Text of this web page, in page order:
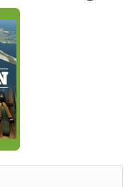
Cessna 208 Grand Caravan